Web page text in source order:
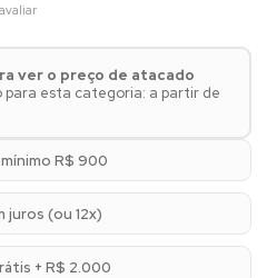
ver o preço de atacado
para esta categoria: a partir de
R$ 900
juros (ou 12x)
+ R$ 2.000